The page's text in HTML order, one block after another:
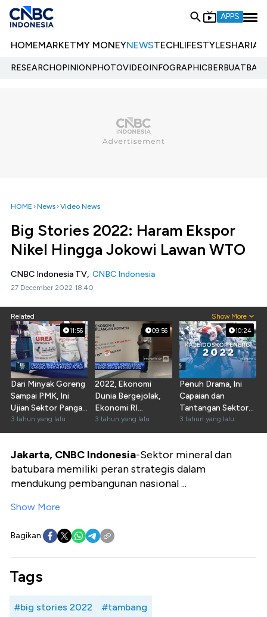
APPS
HOMEMARKETMY MONEYNEWSTECHLIFESTYLESHARIA
RESEARCHOPINIONPHOTOVIDEOINFOGRAPHIC
HOME News Video News
Big Stories 2022: Haram Ekspor
Nikel Hingga Jokowi Lawan WTO
CNBC Indonesia TV, CNBC Indonesia
27 December 2022 18:40
Related Show More
11:56
Dari Minyak Goreng
Sampai PMK, Ini
Ujian Sektor Pangan
RI
3 tahun yang lalu
09:56
2022, Ekonomi
Dunia Bergejolak,
Ekonomi RI
Ditopang
Komoditas
3 tahun yang lalu
10:24
Penuh Drama, Ini
Capaian dan
Tantangan Sektor
Energi di 2022
3 tahun yang lalu
Jakarta, CNBC Indonesia-Sektor mineral dan
batubara memiliki peran strategis dalam
mendukung pembangunan nasional ...
Show More
Bagikan:
Tags
#big stories 2022 #tambang